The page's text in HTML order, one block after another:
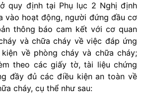
quy định tại Phụ lục 2 Nghị định
vào hoạt động, người đứng đầu cơ
thông báo cam kết với cơ quan
và chữa cháy về việc đáp ứng
về phòng cháy và chữa cháy;
theo các giấy tờ, tài liệu chứng
đầy đủ các điều kiện an toàn về
cháy, cụ thể như sau: